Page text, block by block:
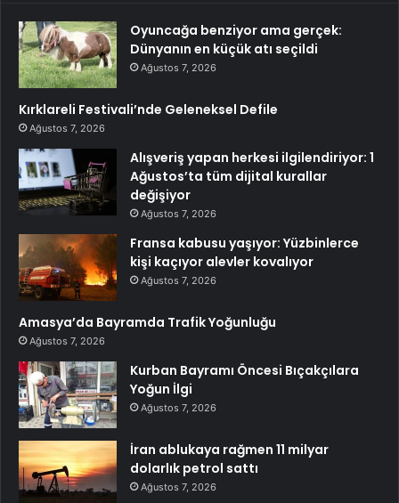
Oyuncağa benziyor ama gerçek:
Dünyanın en küçük atı seçildi
Ağustos 7, 2026
Kırklareli Festivali’nde Geleneksel Defile
Ağustos 7, 2026
Alışveriş yapan herkesi ilgilendiriyor: 1
Ağustos’ta tüm dijital kurallar
değişiyor
Ağustos 7, 2026
Fransa kabusu yaşıyor: Yüzbinlerce
kişi kaçıyor alevler kovalıyor
Ağustos 7, 2026
Amasya’da Bayramda Trafik Yoğunluğu
Ağustos 7, 2026
Kurban Bayramı Öncesi Bıçakçılara
Yoğun İlgi
Ağustos 7, 2026
İran ablukaya rağmen 11 milyar
dolarlık petrol sattı
Ağustos 7, 2026